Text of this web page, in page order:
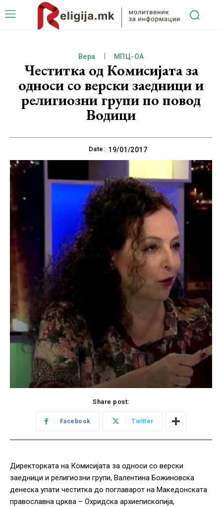
Вера МПЦ-ОА
Честитка од Комисијата за
односи со верски заедници и
религиозни групи по повод
Водици
Date: 19/01/2017
Share post:
Facebook Twitter
Директорката на Комисијата за односи со верски
заедници и религиозни групи, Валентина Божиновска
денеска упати честитка до поглаварот на Македонската
православна црква – Охридска архиепископија,